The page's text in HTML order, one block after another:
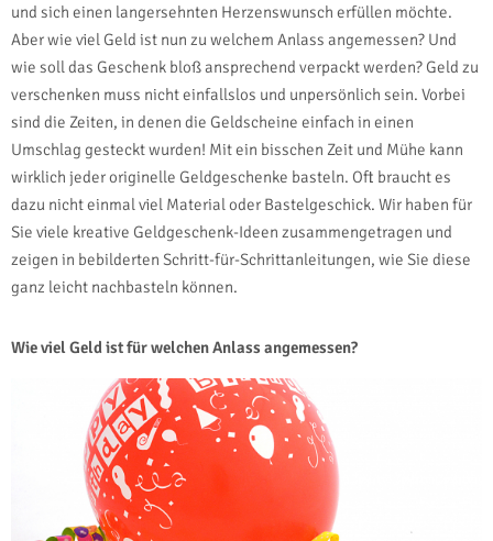
und sich einen langersehnten Herzenswunsch erfüllen möchte.
Aber wie viel Geld ist nun zu welchem Anlass angemessen? Und
wie soll das Geschenk bloß ansprechend verpackt werden? Geld zu
verschenken muss nicht einfallslos und unpersönlich sein. Vorbei
sind die Zeiten, in denen die Geldscheine einfach in einen
Umschlag gesteckt wurden! Mit ein bisschen Zeit und Mühe kann
wirklich jeder originelle Geldgeschenke basteln. Oft braucht es
dazu nicht einmal viel Material oder Bastelgeschick. Wir haben für
Sie viele kreative Geldgeschenk-Ideen zusammengetragen und
zeigen in bebilderten Schritt-für-Schrittanleitungen, wie Sie diese
ganz leicht nachbasteln können.
Wie viel Geld ist für welchen Anlass angemessen?